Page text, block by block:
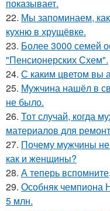
показывает.
22. Мы запоминаем, как
кухню в хрущёвке.
23. Более 3000 семей
"Пенсионерских Схем".
24. С каким цветом вы
25. Мужчина нашёл в
не было.
26. Тот случай, когда
материалов для
27. Почему мужчины не
как и женщины?
28. А теперь
29. Особняк чемпиона
5 млн.